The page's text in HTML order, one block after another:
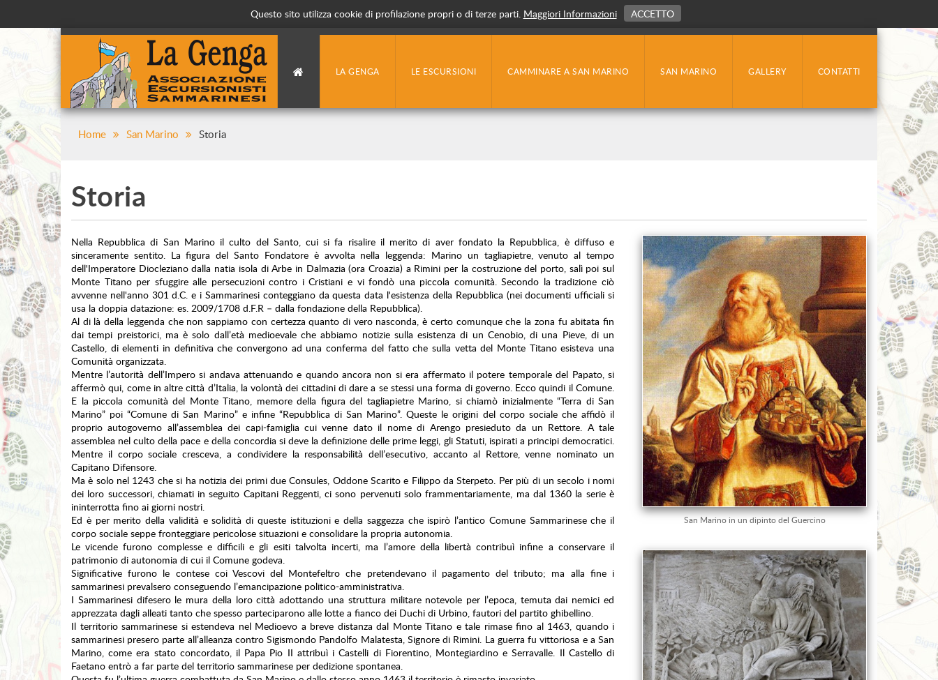
Questo sito utilizza cookie di profilazione propri o di terze parti. Maggiori Informazioni ACCETTO
LA GENGA LE ESCURSIONI CAMMINARE A SAN MARINO SAN MARINO GALLERY CONTATTI
Home San Marino Storia
Storia
Nella Repubblica di San Marino il culto del Santo, cui si fa risalire il merito di aver fondato la Repubblica, è diffuso e
sinceramente sentito. La figura del Santo Fondatore è avvolta nella leggenda: Marino un tagliapietre, venuto al tempo
dell'Imperatore Diocleziano dalla natia isola di Arbe in Dalmazia (ora Croazia) a Rimini per la costruzione del porto, salì poi sul
Monte Titano per sfuggire alle persecuzioni contro i Cristiani e vi fondò una piccola comunità. Secondo la tradizione ciò
avvenne nell'anno 301 d.C. e i Sammarinesi conteggiano da questa data l'esistenza della Repubblica (nei documenti ufficiali si
usa la doppia datazione: es. 2009/1708 d.F.R – dalla fondazione della Repubblica).
Al di là della leggenda che non sappiamo con certezza quanto di vero nasconda, è certo comunque che la zona fu abitata fin
dai tempi preistorici, ma è solo dall’età medioevale che abbiamo notizie sulla esistenza di un Cenobio, di una Pieve, di un
Castello, di elementi in definitiva che convergono ad una conferma del fatto che sulla vetta del Monte Titano esisteva una
Comunità organizzata.
Mentre l’autorità dell’Impero si andava attenuando e quando ancora non si era affermato il potere temporale del Papato, si
affermò qui, come in altre città d’Italia, la volontà dei cittadini di dare a se stessi una forma di governo. Ecco quindi il Comune.
E la piccola comunità del Monte Titano, memore della figura del tagliapietre Marino, si chiamò inizialmente “Terra di San
Marino” poi “Comune di San Marino” e infine “Repubblica di San Marino”. Queste le origini del corpo sociale che affidò il
proprio autogoverno all’assemblea dei capi-famiglia cui venne dato il nome di Arengo presieduto da un Rettore. A tale
assemblea nel culto della pace e della concordia si deve la definizione delle prime leggi, gli Statuti, ispirati a principi democratici.
Mentre il corpo sociale cresceva, a condividere la responsabilità dell’esecutivo, accanto al Rettore, venne nominato un
Capitano Difensore.
Ma è solo nel 1243 che si ha notizia dei primi due Consules, Oddone Scarito e Filippo da Sterpeto. Per più di un secolo i nomi
dei loro successori, chiamati in seguito Capitani Reggenti, ci sono pervenuti solo frammentariamente, ma dal 1360 la serie è
ininterrotta fino ai giorni nostri.
Ed è per merito della validità e solidità di queste istituzioni e della saggezza che ispirò l’antico Comune Sammarinese che il
corpo sociale seppe fronteggiare pericolose situazioni e consolidare la propria autonomia.
Le vicende furono complesse e difficili e gli esiti talvolta incerti, ma l’amore della libertà contribuì infine a conservare il
patrimonio di autonomia di cui il Comune godeva.
Significative furono le contese coi Vescovi del Montefeltro che pretendevano il pagamento del tributo; ma alla fine i
sammarinesi prevalsero conseguendo l’emancipazione politico-amministrativa.
I Sammarinesi difesero le mura della loro città adottando una struttura militare notevole per l’epoca, temuta dai nemici ed
apprezzata dagli alleati tanto che spesso parteciparono alle lotte a fianco dei Duchi di Urbino, fautori del partito ghibellino.
Il territorio sammarinese si estendeva nel Medioevo a breve distanza dal Monte Titano e tale rimase fino al 1463, quando i
sammarinesi presero parte all’alleanza contro Sigismondo Pandolfo Malatesta, Signore di Rimini. La guerra fu vittoriosa e a San
Marino, come era stato concordato, il Papa Pio II attribuì i Castelli di Fiorentino, Montegiardino e Serravalle. Il Castello di
Faetano entrò a far parte del territorio sammarinese per dedizione spontanea.
San Marino in un dipinto del Guercino